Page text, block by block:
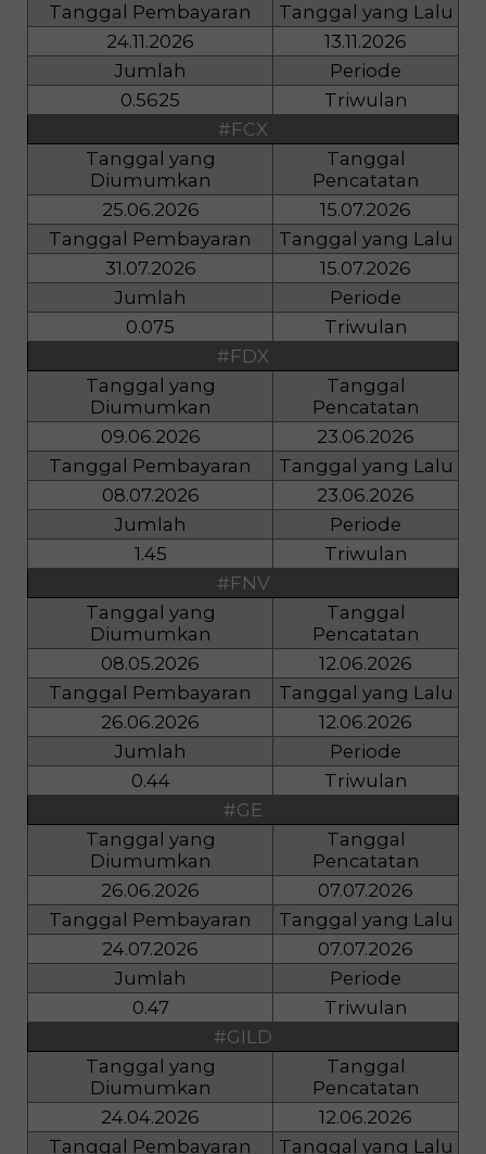
Tanggal Pembayaran
Tanggal yang Lalu
24.11.2026
13.11.2026
Jumlah
Periode
0.5625
Triwulan
#FCX
Tanggal yang
Diumumkan
Tanggal
Pencatatan
25.06.2026
15.07.2026
Tanggal Pembayaran
Tanggal yang Lalu
31.07.2026
15.07.2026
Jumlah
Periode
0.075
Triwulan
#FDX
Tanggal yang
Diumumkan
Tanggal
Pencatatan
09.06.2026
23.06.2026
Tanggal Pembayaran
Tanggal yang Lalu
08.07.2026
23.06.2026
Jumlah
Periode
1.45
Triwulan
#FNV
Tanggal yang
Diumumkan
Tanggal
Pencatatan
08.05.2026
12.06.2026
Tanggal Pembayaran
Tanggal yang Lalu
26.06.2026
12.06.2026
Jumlah
Periode
0.44
Triwulan
#GE
Tanggal yang
Diumumkan
Tanggal
Pencatatan
26.06.2026
07.07.2026
Tanggal Pembayaran
Tanggal yang Lalu
24.07.2026
07.07.2026
Jumlah
Periode
0.47
Triwulan
#GILD
Tanggal yang
Diumumkan
Tanggal
Pencatatan
24.04.2026
12.06.2026
Tanggal Pembayaran
Tanggal yang Lalu